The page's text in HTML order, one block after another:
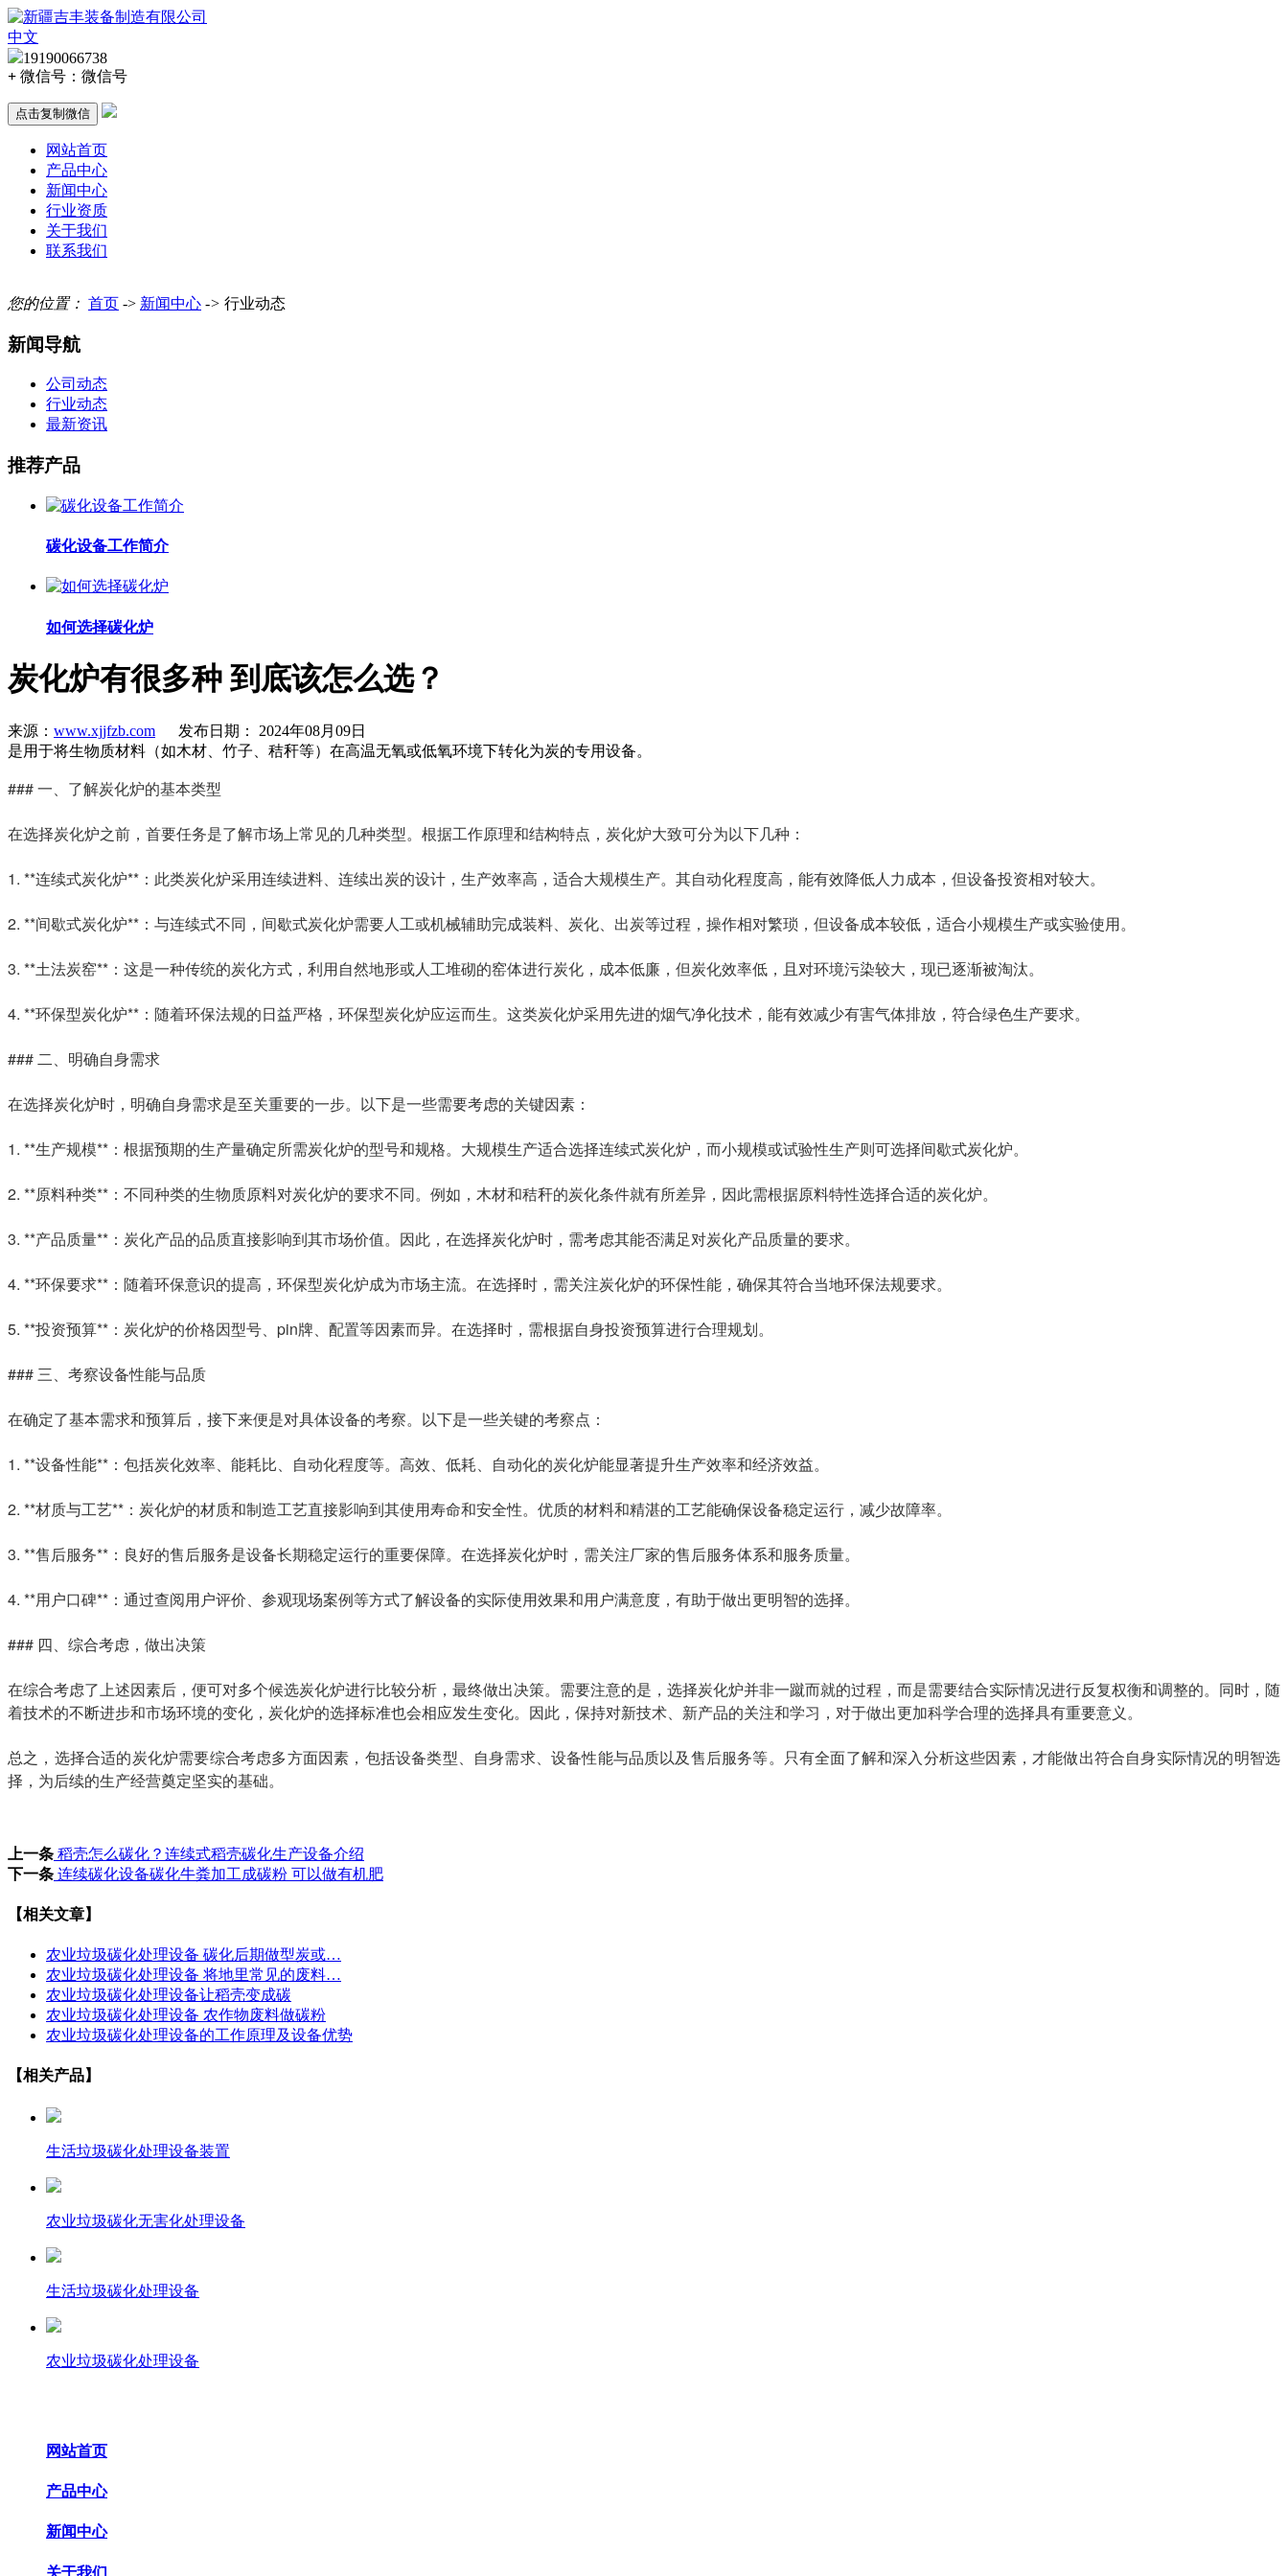
中文
19190066738
+ 微信号： 微信号
点击复制微信
网站首页
产品中心
新闻中心
行业资质
关于我们
联系我们
您的位置： 首页 -> 新闻中心 -> 行业动态
新闻导航
公司动态
行业动态
最新资讯
推荐产品
碳化设备工作简介
如何选择碳化炉
炭化炉有很多种 到底该怎么选？
来源： www.xjjfzb.com 发布日期： 2024年08月09日
是用于将生物质材料（如木材、竹子、秸秆等）在高温无氧或低氧环境下转化为炭的专用设备。
### 一、了解炭化炉的基本类型
在选择炭化炉之前，首要任务是了解市场上常见的几种类型。根据工作原理和结构特点，炭化炉大致可分为以下几种：
1. **连续式炭化炉**：此类炭化炉采用连续进料、连续出炭的设计，生产效率高，适合大规模生产。其自动化程度高，能有效降低人力成本，但设备投资相对较大。
2. **间歇式炭化炉**：与连续式不同，间歇式炭化炉需要人工或机械辅助完成装料、炭化、出炭等过程，操作相对繁琐，但设备成本较低，适合小规模生产或实验使用。
3. **土法炭窑**：这是一种传统的炭化方式，利用自然地形或人工堆砌的窑体进行炭化，成本低廉，但炭化效率低，且对环境污染较大，现已逐渐被淘汰。
4. **环保型炭化炉**：随着环保法规的日益严格，环保型炭化炉应运而生。这类炭化炉采用先进的烟气净化技术，能有效减少有害气体排放，符合绿色生产要求。
### 二、明确自身需求
在选择炭化炉时，明确自身需求是至关重要的一步。以下是一些需要考虑的关键因素：
1. **生产规模**：根据预期的生产量确定所需炭化炉的型号和规格。大规模生产适合选择连续式炭化炉，而小规模或试验性生产则可选择间歇式炭化炉。
2. **原料种类**：不同种类的生物质原料对炭化炉的要求不同。例如，木材和秸秆的炭化条件就有所差异，因此需根据原料特性选择合适的炭化炉。
3. **产品质量**：炭化产品的品质直接影响到其市场价值。因此，在选择炭化炉时，需考虑其能否满足对炭化产品质量的要求。
4. **环保要求**：随着环保意识的提高，环保型炭化炉成为市场主流。在选择时，需关注炭化炉的环保性能，确保其符合当地环保法规要求。
5. **投资预算**：炭化炉的价格因型号、pin牌、配置等因素而异。在选择时，需根据自身投资预算进行合理规划。
### 三、考察设备性能与品质
在确定了基本需求和预算后，接下来便是对具体设备的考察。以下是一些关键的考察点：
1. **设备性能**：包括炭化效率、能耗比、自动化程度等。高效、低耗、自动化的炭化炉能显著提升生产效率和经济效益。
2. **材质与工艺**：炭化炉的材质和制造工艺直接影响到其使用寿命和安全性。优质的材料和精湛的工艺能确保设备稳定运行，减少故障率。
3. **售后服务**：良好的售后服务是设备长期稳定运行的重要保障。在选择炭化炉时，需关注厂家的售后服务体系和服务质量。
4. **用户口碑**：通过查阅用户评价、参观现场案例等方式了解设备的实际使用效果和用户满意度，有助于做出更明智的选择。
### 四、综合考虑，做出决策
在综合考虑了上述因素后，便可对多个候选炭化炉进行比较分析，最终做出决策。需要注意的是，选择炭化炉并非一蹴而就的过程，而是需要结合实际情况进行反复权衡和调整的。同时，随
着技术的不断进步和市场环境的变化，炭化炉的选择标准也会相应发生变化。因此，保持对新技术、新产品的关注和学习，对于做出更加科学合理的选择具有重要意义。
总之，选择合适的炭化炉需要综合考虑多方面因素，包括设备类型、自身需求、设备性能与品质以及售后服务等。只有全面了解和深入分析这些因素，才能做出符合自身实际情况的明智选
择，为后续的生产经营奠定坚实的基础。
上一条 稻壳怎么碳化？连续式稻壳碳化生产设备介绍
下一条 连续碳化设备碳化牛粪加工成碳粉 可以做有机肥
【相关文章】
农业垃圾碳化处理设备 碳化后期做型炭或…
农业垃圾碳化处理设备 将地里常见的废料…
农业垃圾碳化处理设备让稻壳变成碳
农业垃圾碳化处理设备 农作物废料做碳粉
农业垃圾碳化处理设备的工作原理及设备优势
【相关产品】
生活垃圾碳化处理设备装置
农业垃圾碳化无害化处理设备
生活垃圾碳化处理设备
农业垃圾碳化处理设备
网站首页
产品中心
新闻中心
关于我们